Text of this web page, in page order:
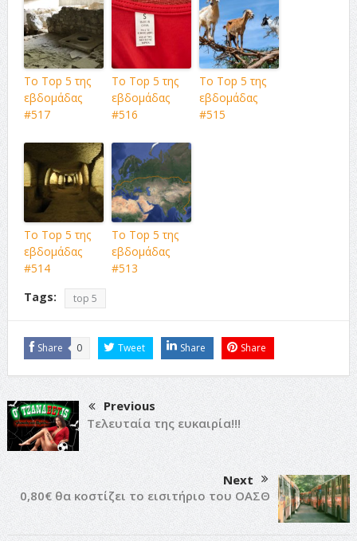
Το Top 5 της
εβδομάδας
#517
Το Top 5 της
εβδομάδας
#516
Το Top 5 της
εβδομάδας
#515
Το Top 5 της
εβδομάδας
#514
Το Top 5 της
εβδομάδας
#513
Tags:
top 5
Share 0 Tweet Share Share
Previous
Τελευταία της ευκαιρία!!!
Next
0,80€ θα κοστίζει το εισιτήριο του ΟΑΣΘ